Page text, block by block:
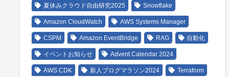
夏休みクラウド自由研究2025 Snowflake
Amazon CloudWatch AWS Systems Manager
CSPM Amazon EventBridge RAG 自動化
イベントお知らせ Advent Calendar 2024
AWS CDK 新人ブログマラソン2024 Terraform